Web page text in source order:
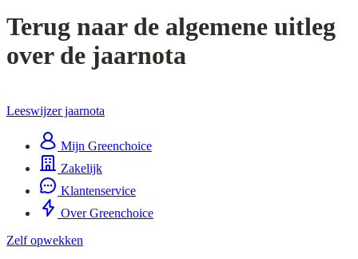
Terug naar de algemene uitleg
over de jaarnota
Leeswijzer jaarnota
Mijn Greenchoice
Zakelijk
Klantenservice
Over Greenchoice
Zelf opwekken